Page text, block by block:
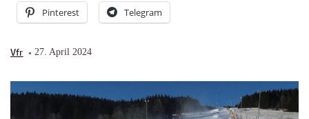
Pinterest Telegram
Vfr 27. April 2024